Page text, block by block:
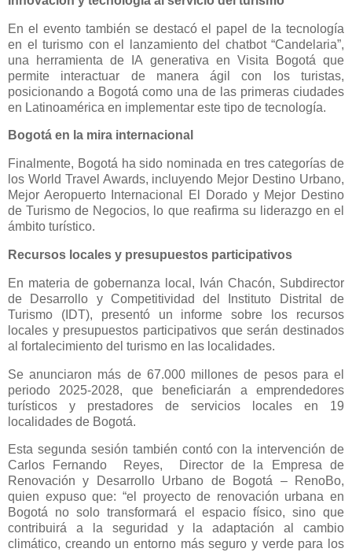
En el evento también se destacó el papel de la tecnología
en el turismo con el lanzamiento del chatbot “Candelaria”,
una herramienta de IA generativa en Visita Bogotá que
permite interactuar de manera ágil con los turistas,
posicionando a Bogotá como una de las primeras ciudades
en Latinoamérica en implementar este tipo de tecnología.
Bogotá en la mira internacional
Finalmente, Bogotá ha sido nominada en tres categorías de
los World Travel Awards, incluyendo Mejor Destino Urbano,
Mejor Aeropuerto Internacional El Dorado y Mejor Destino
de Turismo de Negocios, lo que reafirma su liderazgo en el
ámbito turístico.
Recursos locales y presupuestos participativos
En materia de gobernanza local, Iván Chacón, Subdirector
de Desarrollo y Competitividad del Instituto Distrital de
Turismo (IDT), presentó un informe sobre los recursos
locales y presupuestos participativos que serán destinados
al fortalecimiento del turismo en las localidades.
Se anunciaron más de 67.000 millones de pesos para el
periodo 2025-2028, que beneficiarán a emprendedores
turísticos y prestadores de servicios locales en 19
localidades de Bogotá.
Esta segunda sesión también contó con la intervención de
Carlos Fernando
Reyes,
Director de la Empresa de
Renovación y Desarrollo Urbano de Bogotá – RenoBo,
quien expuso que: “el proyecto de renovación urbana en
Bogotá no solo transformará el espacio físico, sino que
contribuirá a la seguridad y la adaptación al cambio
climático, creando un entorno más seguro y verde para los